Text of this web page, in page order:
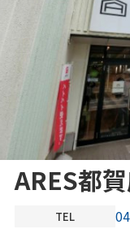
ARES都
TEL